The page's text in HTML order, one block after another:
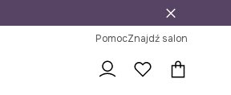
PomocZnajdź salon